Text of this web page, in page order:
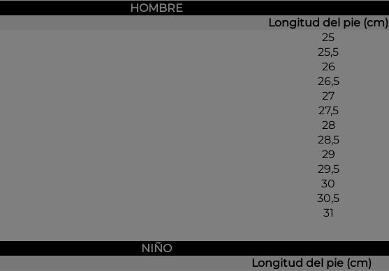
HOMBRE
Longitud del pie (cm)
25
25,5
26
26,5
27
27,5
28
28,5
29
29,5
30
30,5
31
NIÑO
Longitud del pie (cm)